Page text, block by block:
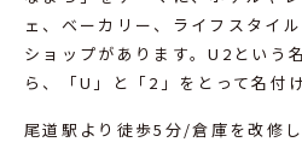
ェ、ベーカリー、ライフスタイ
ショップがあります。U2という
ら、「U」と「2」をとって名付
尾道駅より徒歩5分/倉庫を改修